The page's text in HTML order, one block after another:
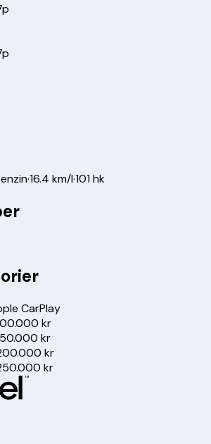
·16.4 km/l·101 hk
CarPlay
kr
kr
kr
kr